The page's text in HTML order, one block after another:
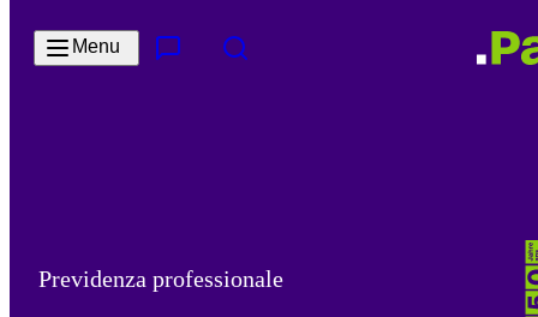
Menu
Previdenza professionale